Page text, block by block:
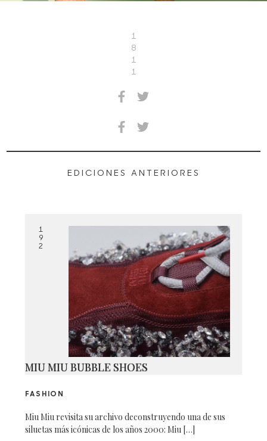
1
8
1
1
EDICIONES ANTERIORES
1
9
2
MIU MIU BUBBLE SHOES
FASHION
Miu Miu revisita su archivo deconstruyendo una de sus
siluetas más icónicas de los años 2000: Miu […]